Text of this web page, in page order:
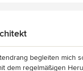
begleiten mich
dem regelmäßigen